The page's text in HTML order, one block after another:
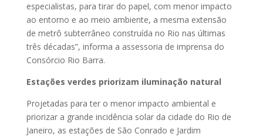
especialistas, para tirar do papel, com menor impacto
ao entorno e ao meio ambiente, a mesma extensão
de metrô subterrâneo construída no Rio nas últimas
três décadas”, informa a assessoria de imprensa do
Consórcio Rio Barra.
Estações verdes priorizam iluminação natural
Projetadas para ter o menor impacto ambiental e
priorizar a grande incidência solar da cidade do Rio de
Janeiro, as estações de São Conrado e Jardim